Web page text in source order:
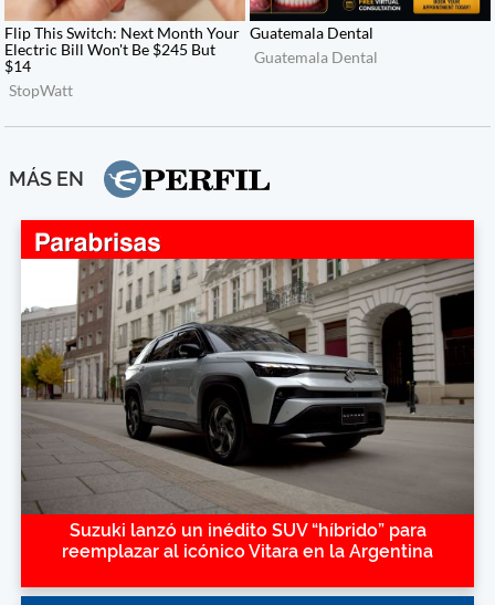
MÁS EN
Suzuki lanzó un inédito SUV “híbrido” para
reemplazar al icónico Vitara en la Argentina